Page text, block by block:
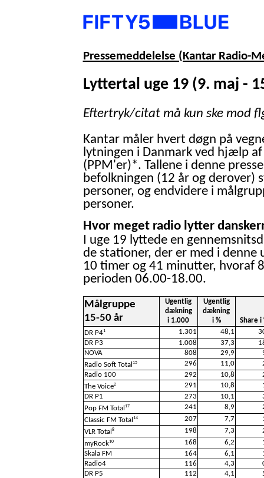
Pressemeddelelse (Kantar Radio-
Lyttertal uge 19 (9. maj -
Eftertryk/citat må kun ske mod
Kantar måler hvert døgn på
lytningen i Danmark ved hjælp
(PPM'er)*. Tallene i denne
befolkningen (12 år og derover)
personer, og endvidere i
personer.
Hvor meget radio lytter
I uge 19 lyttede en
de stationer, der er med i denne
10 timer og 41 minutter, hvoraf
perioden 06.00-18.00.
Målgruppe
15-50 år
Ugentlig
dækning
i 1.000
Ugentlig
dækning
i %
Share i
DR P41 1.301 48,1
DR P3
1.008 37,3
NOVA
808 29,9
Radio Soft Total 15 296 11,0
Radio 100
292 10,8
The Voice2 291 10,8
DR P1
273 10,1
Pop FM Total 17 241 8,9
Classic FM Total 14 207 7,7
VLR Total 8 198 7,3
myRock10 168 6,2
Skala FM
164 6,1
Radio4
116 4,3
DR P5
112 4,1